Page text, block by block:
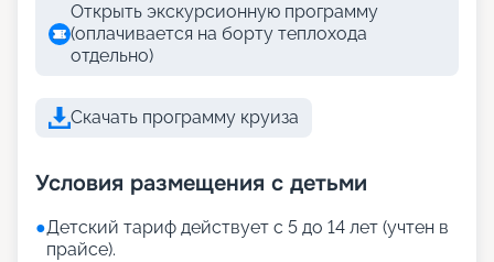
Открыть экскурсионную программу
(оплачивается на борту теплохода
отдельно)
Скачать программу круиза
Условия размещения с детьми
●Детский тариф действует с 5 до 14 лет (учтен в
прайсе).